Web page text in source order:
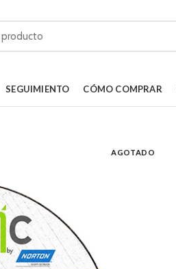
SEGUIMIENTO CÓMO COMPRAR
AGOTADO